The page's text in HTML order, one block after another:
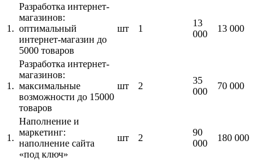
1.
Разработка интернет-
магазинов:
оптимальный
интернет-магазин до
5000 товаров
шт 1
13
000
13 000
1.
Разработка интернет-
магазинов:
максимальные
возможности до 15000
товаров
шт 2
35
000
70 000
1.
Наполнение и
маркетинг:
наполнение сайта
«под ключ»
шт 2
90
000
180 000